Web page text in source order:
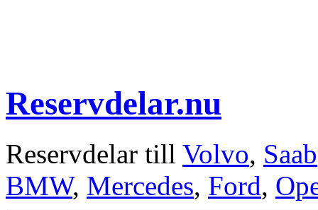
Reservdelar.nu
Reservdelar till Volvo, Saab
BMW, Mercedes, Ford,